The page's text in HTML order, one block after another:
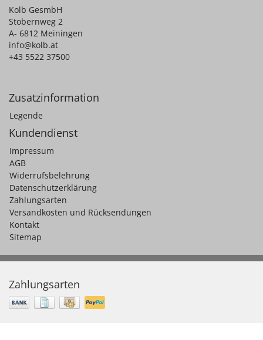
Kolb GesmbH
Stobernweg 2
A- 6812 Meiningen
info@kolb.at
+43 5522 37500
Zusatzinformation
Legende
Kundendienst
Impressum
AGB
Widerrufsbelehrung
Datenschutzerklärung
Zahlungsarten
Versandkosten und Rücksendungen
Kontakt
Sitemap
Zahlungsarten